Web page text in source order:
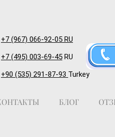
+7 (967) 066-92-05 RU
+7 (495) 003-69-45 RU
+90 (535) 291-87-93 Turkey
БЛОГ